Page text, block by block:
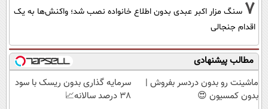
7 سنگ مزار اکبر عبدی بدون اطلاع خانواده نصب شد؛ واکنش‌ها به یک
اقدام جنجالی
مطالب پیشنهادی
ماشینت رو بدون دردسر بفروش |
بدون کمسیون 😍
سرمایه گذاری بدون ریسک با سود
38 درصد سالانه📈